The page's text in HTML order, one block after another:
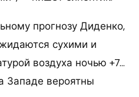
прогнозу Диденко,
сухими и
воздуха ночью +7…
Западе вероятны